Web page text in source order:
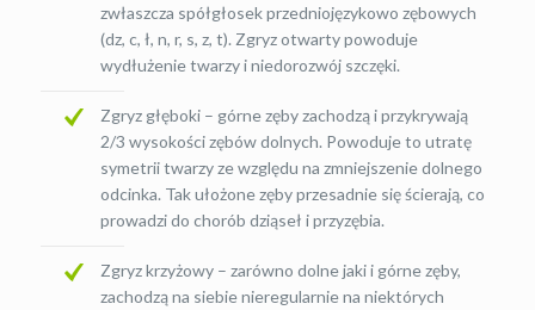
zwłaszcza spółgłosek przedniojęzykowo zębowych
(dz, c, ł, n, r, s, z, t). Zgryz otwarty powoduje
wydłużenie twarzy i niedorozwój szczęki.
Zgryz głęboki – górne zęby zachodzą i przykrywają
2/3 wysokości zębów dolnych. Powoduje to utratę
symetrii twarzy ze względu na zmniejszenie dolnego
odcinka. Tak ułożone zęby przesadnie się ścierają, co
prowadzi do chorób dziąseł i przyzębia.
Zgryz krzyżowy – zarówno dolne jaki i górne zęby,
zachodzą na siebie nieregularnie na niektórych